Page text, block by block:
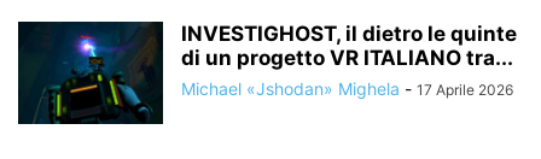
INVESTIGHOST, il dietro le quinte
di un progetto VR ITALIANO tra...
Michael «Jshodan» Mighela - 17 Aprile 2026